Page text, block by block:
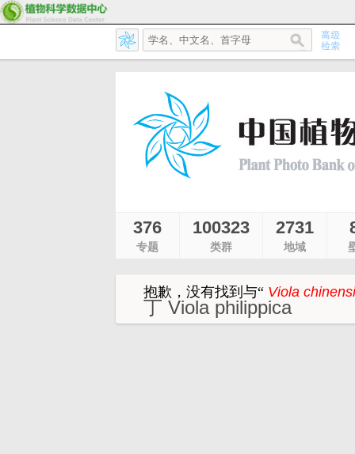
376
专题
100323
类群
2731
地域
抱歉，没有找到与“Viola
丁 Viola philippica